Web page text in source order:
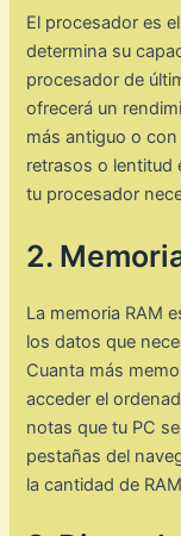
El procesador es
determina su
procesador de
ofrecerá un
más antiguo o
retrasos o lentitud
tu procesador
2.
La memoria RAM
los datos que
Cuanta más
acceder el
notas que tu PC
pestañas del
la cantidad de